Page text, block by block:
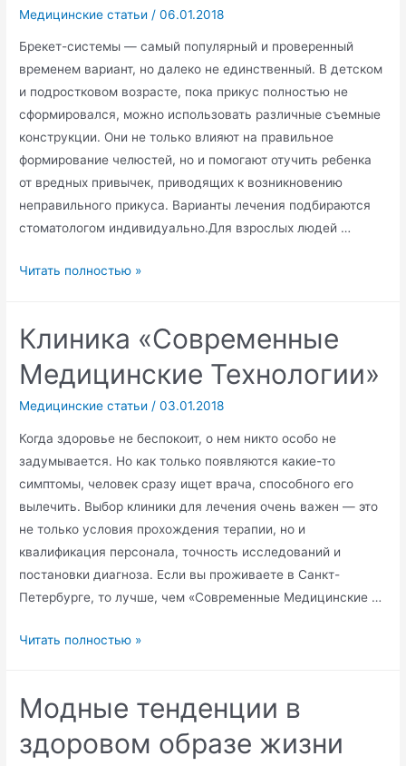
Медицинские статьи /06.01.2018
Брекет-системы — самый популярный и проверенный
временем вариант, но далеко не единственный. В детском
и подростковом возрасте, пока прикус полностью не
сформировался, можно использовать различные съемные
конструкции. Они не только влияют на правильное
формирование челюстей, но и помогают отучить ребенка
от вредных привычек, приводящих к возникновению
неправильного прикуса. Варианты лечения подбираются
стоматологом индивидуально.Для взрослых людей …
Выравнивание
Читать полностью »
Клиника «Современные
Медицинские Технологии»
Медицинские статьи /03.01.2018
Когда здоровье не беспокоит, о нем никто особо не
задумывается. Но как только появляются какие-то
симптомы, человек сразу ищет врача, способного его
вылечить. Выбор клиники для лечения очень важен — это
не только условия прохождения терапии, но и
квалификация персонала, точность исследований и
постановки диагноза. Если вы проживаете в Санкт-
Петербурге, то лучше, чем «Современные Медицинские …
Клиника
Технологии»
Читать полностью »
Модные тенденции в
здоровом образе жизни